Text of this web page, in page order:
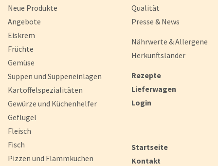
Neue Produkte
Angebote
Eiskrem
Früchte
Gemüse
Suppen und Suppeneinlagen
Kartoffelspezialitäten
Gewürze und Küchenhelfer
Geflügel
Fleisch
Fisch
Pizzen und Flammkuchen
Qualität
Presse & News
Nährwerte & Allergene
Herkunftsländer
Rezepte
Lieferwagen
Login
Startseite
Kontakt